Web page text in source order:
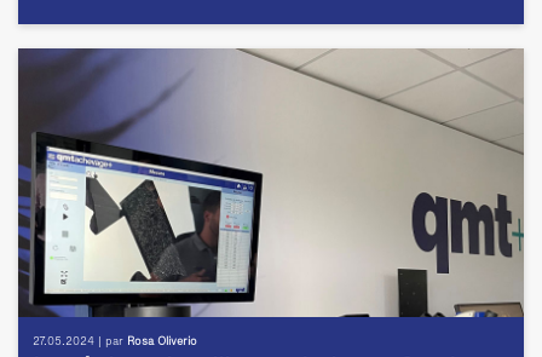
27.05.2024 | par Rosa Oliverio